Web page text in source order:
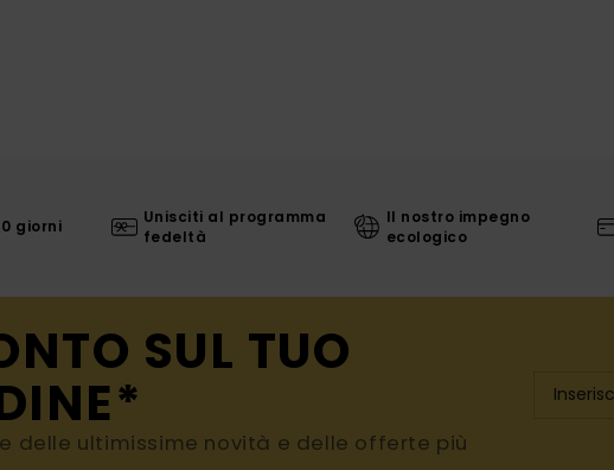
giorni
Unisciti al programma
fedeltà
Il nostro impegno
ecologico
SUL TUO
delle ultimissime novità e delle offerte più